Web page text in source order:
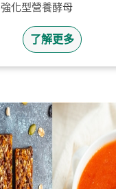
強化型營養酵母
了解更多